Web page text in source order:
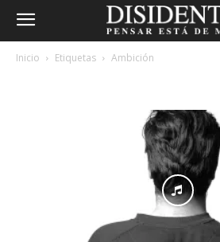
Inicio Etiquetas Ambición